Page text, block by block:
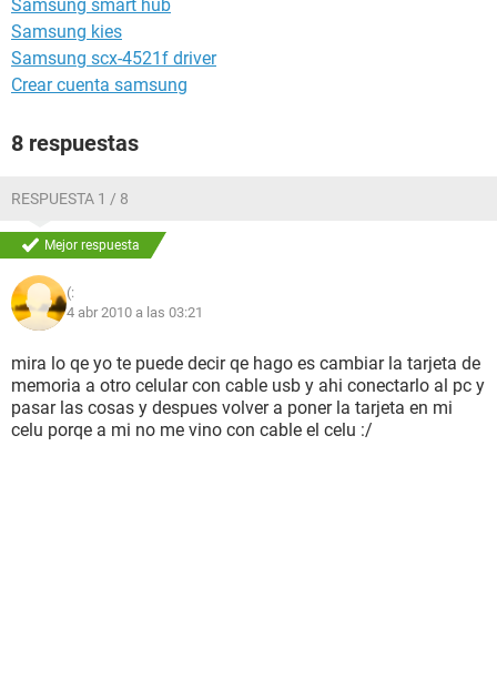
Samsung smart hub
Samsung kies
Samsung scx-4521f driver
Crear cuenta samsung
8 respuestas
RESPUESTA 1 / 8
Mejor respuesta
(:
4 abr 2010 a las 03:21
mira lo qe yo te puede decir qe hago es cambiar la tarjeta de
memoria a otro celular con cable usb y ahi conectarlo al pc y
pasar las cosas y despues volver a poner la tarjeta en mi
celu porqe a mi no me vino con cable el celu :/